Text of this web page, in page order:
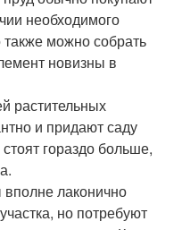
необходимого
также можно собрать
новизны в
растительных
и придают саду
гораздо больше,
лаконично
но потребуют